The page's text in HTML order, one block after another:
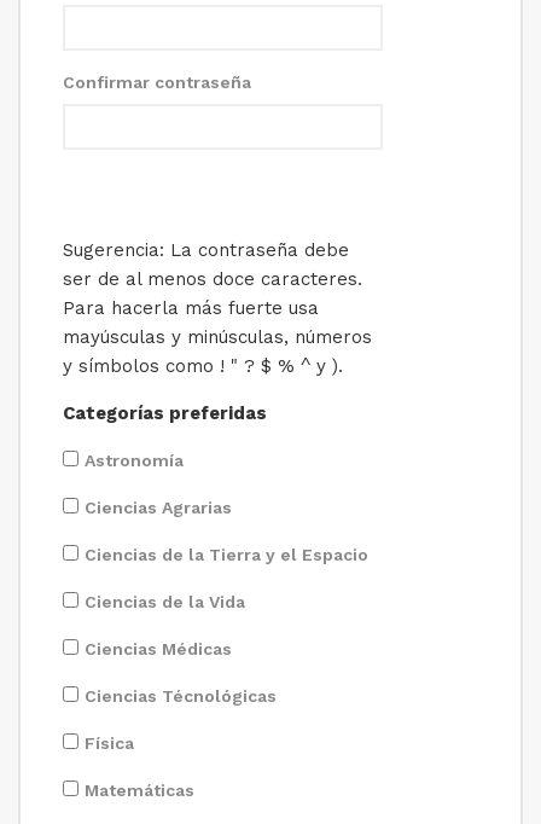
Confirmar contraseña
Sugerencia: La contraseña debe
ser de al menos doce caracteres.
Para hacerla más fuerte usa
mayúsculas y minúsculas, números
y símbolos como ! " ? $ % ^ y ).
Categorías preferidas
Astronomía
Ciencias Agrarias
Ciencias de la Tierra y el Espacio
Ciencias de la Vida
Ciencias Médicas
Ciencias Técnológicas
Física
Matemáticas